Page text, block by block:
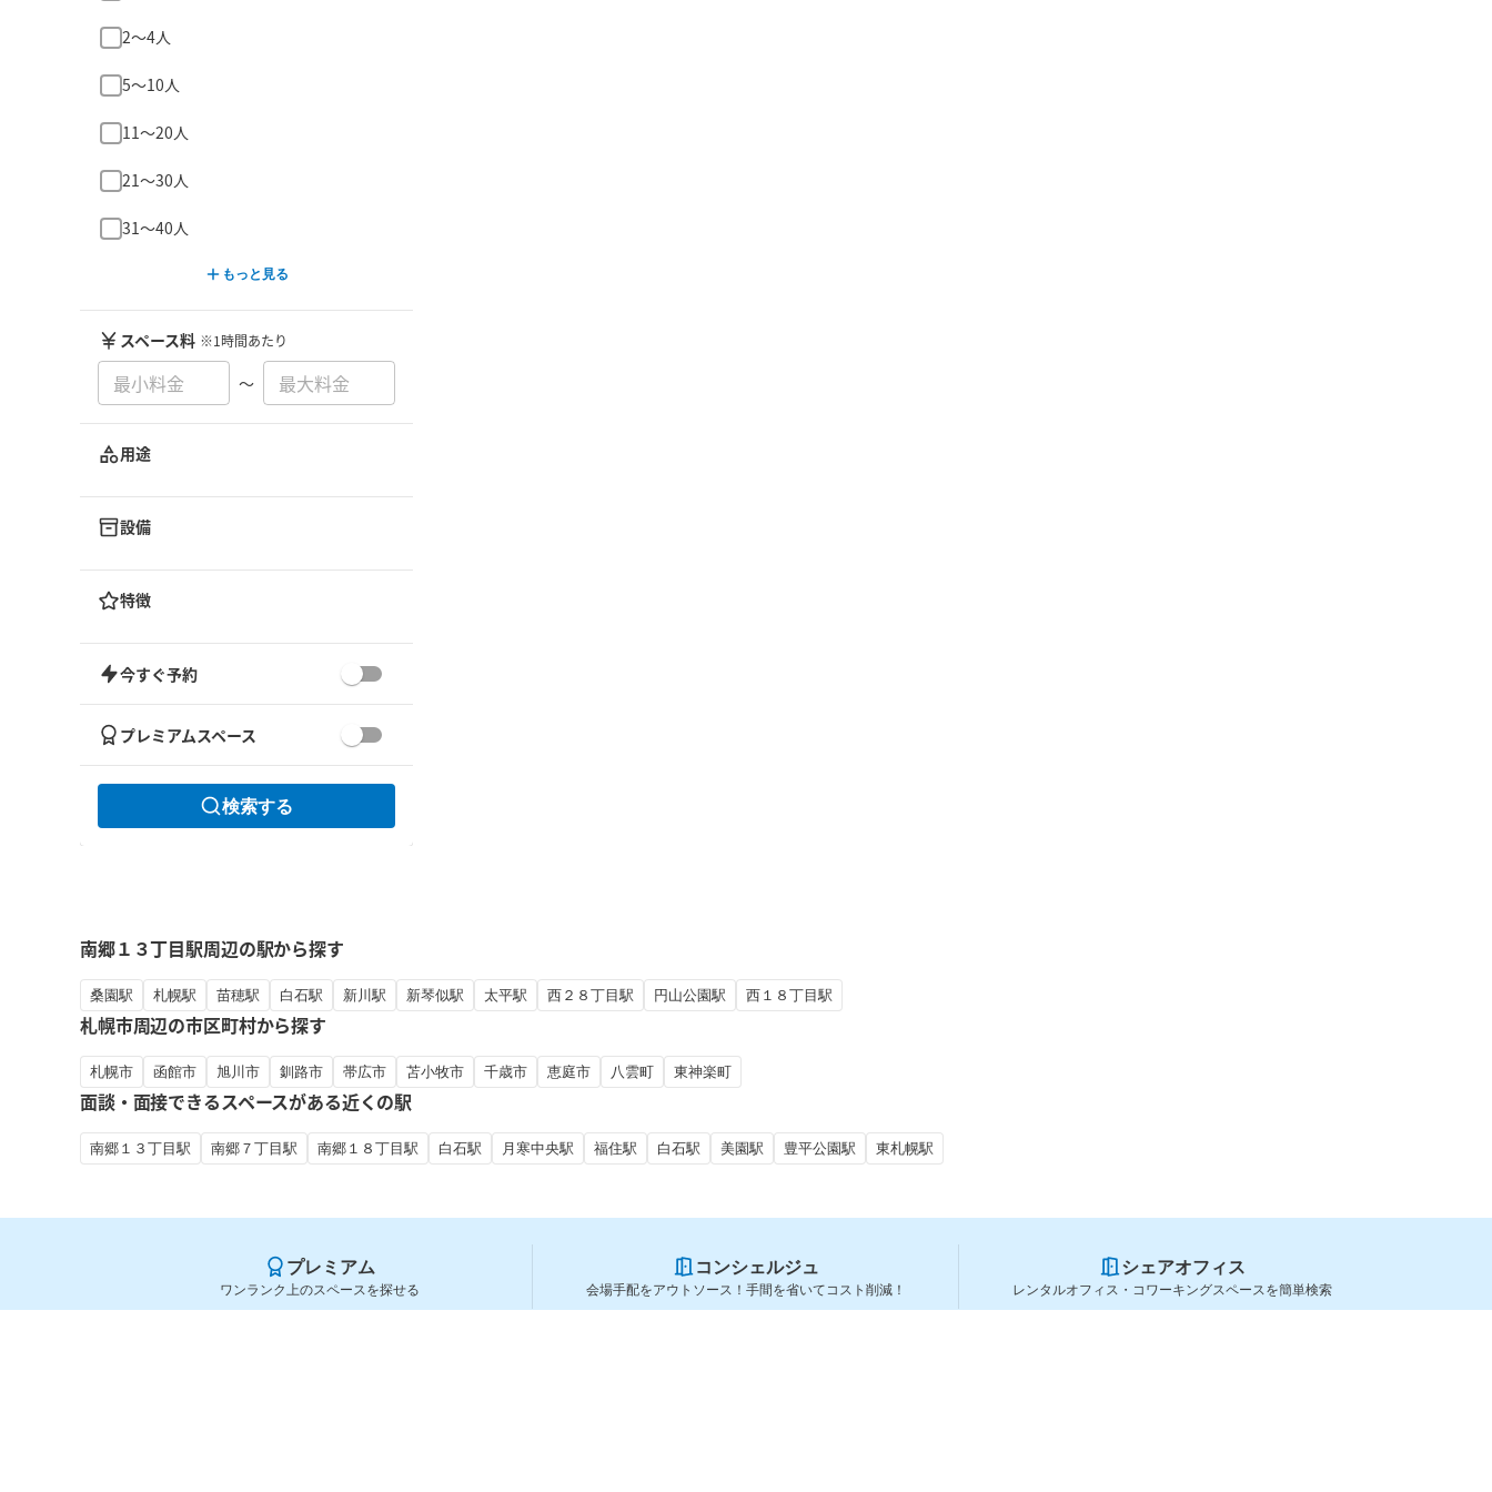
2〜4人
5〜10人
11〜20人
21〜30人
31〜40人
もっと見る
スペース料 ※1時間あたり
〜
用途
設備
特徴
今すぐ予約
プレミアムスペース
検索する
南郷１３丁目駅周辺の駅から探す
桑園駅 札幌駅 苗穂駅 白石駅 新川駅 新琴似駅 太平駅 西２８丁目駅 円山公園駅 西１８丁目駅
札幌市周辺の市区町村から探す
札幌市 函館市 旭川市 釧路市 帯広市 苫小牧市 千歳市 恵庭市 八雲町 東神楽町
面談・面接できるスペースがある近くの駅
南郷１３丁目駅 南郷７丁目駅 南郷１８丁目駅 白石駅 月寒中央駅 福住駅 白石駅 美園駅 豊平公園駅 東札幌駅
プレミアム
ワンランク上のスペースを探せる
コンシェルジュ
会場手配をアウトソース！手間を省いてコスト削減！
シェアオフィス
レンタルオフィス・コワーキングスペースを簡単検索